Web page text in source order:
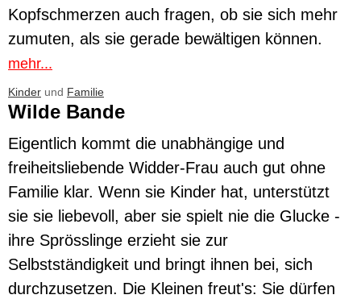
Kopfschmerzen auch fragen, ob sie sich mehr
zumuten, als sie gerade bewältigen können.
mehr...
Kinder und Familie
Wilde Bande
Eigentlich kommt die unabhängige und
freiheitsliebende Widder-Frau auch gut ohne
Familie klar. Wenn sie Kinder hat, unterstützt
sie sie liebevoll, aber sie spielt nie die Glucke -
ihre Sprösslinge erzieht sie zur
Selbstständigkeit und bringt ihnen bei, sich
durchzusetzen. Die Kleinen freut's: Sie dürfen